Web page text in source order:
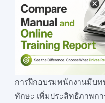
การฝึกอบรมพนักงานมีบ
ทักษะ เพิ่มประสิทธิภาพก